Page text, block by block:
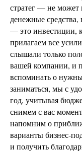
стратег — не может
денежные
— это инвестиции,
прилагаем все
слышали только
вашей компании, и
вспоминать о
заниматься, мы с
год, учитывая
снимем с вас
напомним о
варианты бизнес-
и получить